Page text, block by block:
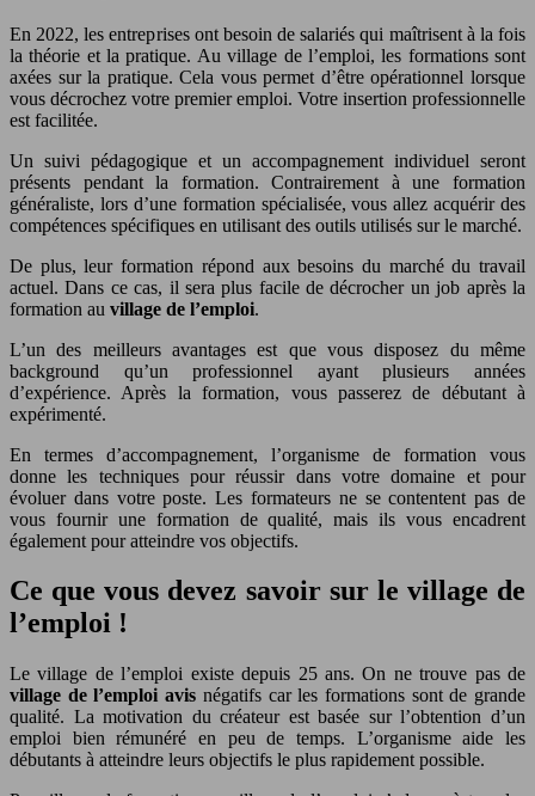
En 2022, les entreprises ont besoin de salariés qui maîtrisent à la fois
la théorie et la pratique. Au village de l’emploi, les formations sont
axées sur la pratique. Cela vous permet d’être opérationnel lorsque
vous décrochez votre premier emploi. Votre insertion professionnelle
est facilitée.
Un suivi pédagogique et un accompagnement individuel seront
présents pendant la formation. Contrairement à une formation
généraliste, lors d’une formation spécialisée, vous allez acquérir des
compétences spécifiques en utilisant des outils utilisés sur le marché.
De plus, leur formation répond aux besoins du marché du travail
actuel. Dans ce cas, il sera plus facile de décrocher un job après la
formation au village de l’emploi.
L’un des meilleurs avantages est que vous disposez du même
background qu’un professionnel ayant plusieurs années
d’expérience. Après la formation, vous passerez de débutant à
expérimenté.
En termes d’accompagnement, l’organisme de formation vous
donne les techniques pour réussir dans votre domaine et pour
évoluer dans votre poste. Les formateurs ne se contentent pas de
vous fournir une formation de qualité, mais ils vous encadrent
également pour atteindre vos objectifs.
Ce que vous devez savoir sur le village de
l’emploi !
Le village de l’emploi existe depuis 25 ans. On ne trouve pas de
village de l’emploi avis négatifs car les formations sont de grande
qualité. La motivation du créateur est basée sur l’obtention d’un
emploi bien rémunéré en peu de temps. L’organisme aide les
débutants à atteindre leurs objectifs le plus rapidement possible.